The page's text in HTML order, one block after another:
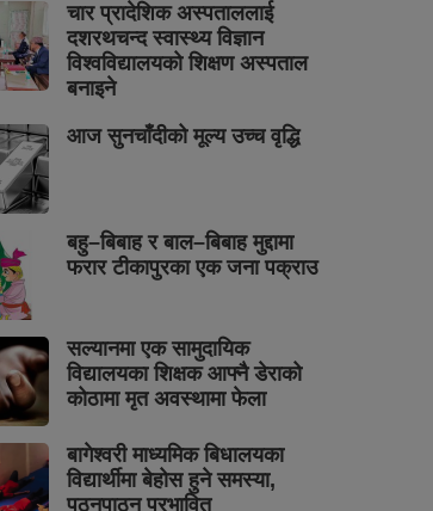
चार प्रादेशिक अस्पताललाई
दशरथचन्द स्वास्थ्य विज्ञान
विश्वविद्यालयको शिक्षण अस्पताल
बनाइने
आज सुनचाँदीको मूल्य उच्च वृद्धि
बहु–बिबाह र बाल–बिबाह मुद्दामा
फरार टीकापुरका एक जना पक्राउ
सल्यानमा एक सामुदायिक
विद्यालयका शिक्षक आफ्नै डेराको
कोठामा मृत अवस्थामा फेला
बागेश्वरी माध्यमिक बिधालयका
विद्यार्थीमा बेहोस हुने समस्या,
पठनपाठन प्रभावित